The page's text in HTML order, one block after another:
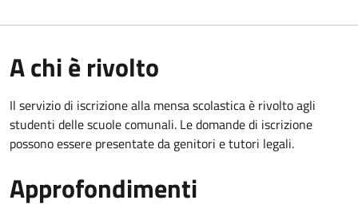
A chi è rivolto
Il servizio di iscrizione alla mensa scolastica è rivolto agli
studenti delle scuole comunali. Le domande di iscrizione
possono essere presentate da genitori e tutori legali.
Approfondimenti